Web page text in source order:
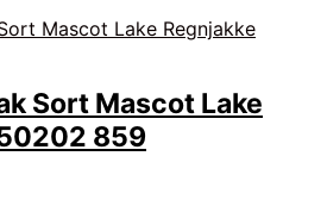
Sort Mascot Lake
859